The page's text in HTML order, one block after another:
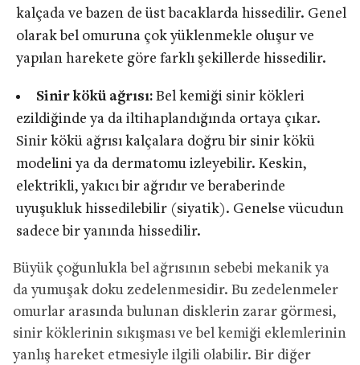
kalçada ve bazen de üst bacaklarda hissedilir. Genel
olarak bel omuruna çok yüklenmekle oluşur ve
yapılan harekete göre farklı şekillerde hissedilir.
Sinir kökü ağrısı: Bel kemiği sinir kökleri
ezildiğinde ya da iltihaplandığında ortaya çıkar.
Sinir kökü ağrısı kalçalara doğru bir sinir kökü
modelini ya da dermatomu izleyebilir. Keskin,
elektrikli, yakıcı bir ağrıdır ve beraberinde
uyuşukluk hissedilebilir (siyatik). Genelse vücudun
sadece bir yanında hissedilir.
Büyük çoğunlukla bel ağrısının sebebi mekanik ya
da yumuşak doku zedelenmesidir. Bu zedelenmeler
omurlar arasında bulunan disklerin zarar görmesi,
sinir köklerinin sıkışması ve bel kemiği eklemlerinin
yanlış hareket etmesiyle ilgili olabilir. Bir diğer